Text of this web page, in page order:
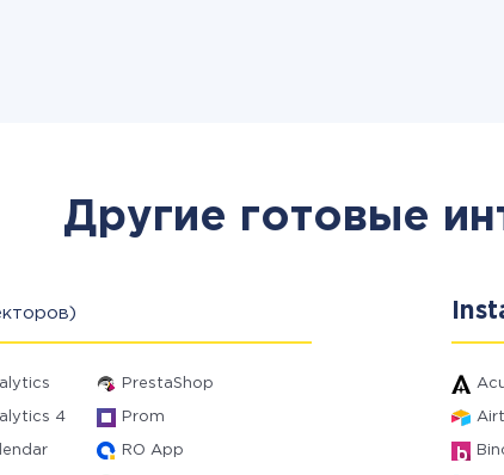
Другие готовые
PrestaShop
4 Prom
RO App